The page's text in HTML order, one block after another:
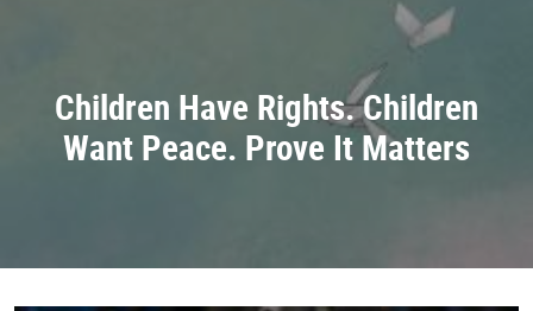
Children Have Rights. Children
Want Peace. Prove It Matters